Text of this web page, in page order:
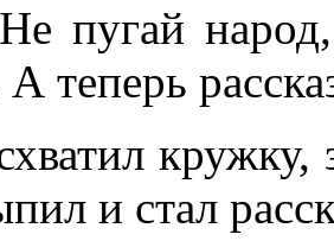
пугай
А теперь
кружку,
и стал